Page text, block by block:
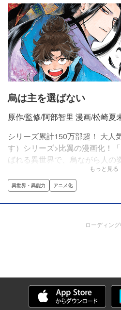
烏は主を選ばない
原作/監修/阿部智里 漫画/松崎夏
シリーズ累計150万部超！ 大人
す）シリーズ>比翼の漫画化！
ばれる異世界で、烏ながら人の
達が織りなす物語。「ぼんくら
八咫烏一族の長「金烏(きんう)
こ）の側仕えをすることになり
観と緻密な筆致でおくる異世界
もっと見る
異世界・異能力 アニメ化
ローディング